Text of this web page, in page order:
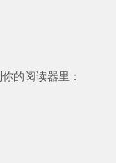
的阅读器里：